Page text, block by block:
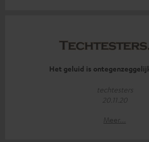
Het geluid is
techtesters
20.11.20
Meer...